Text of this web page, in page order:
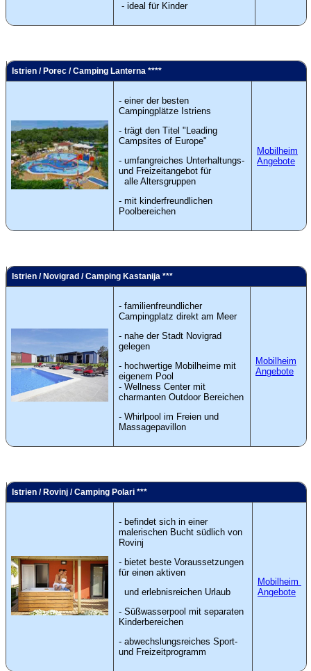
- ideal für Kinder
Istrien / Porec / Camping Lanterna ****
- einer der besten
Campingplätze Istriens
- trägt den Titel "Leading
Campsites of Europe"
- umfangreiches Unterhaltungs-
und Freizeitangebot für
alle Altersgruppen
- mit kinderfreundlichen
Poolbereichen
Mobilheim
Angebote
Istrien / Novigrad / Camping Kastanija ***
- familienfreundlicher
Campingplatz direkt am Meer
- nahe der Stadt Novigrad
gelegen
- hochwertige Mobilheime mit
eigenem Pool
- Wellness Center mit
charmanten Outdoor Bereichen
- Whirlpool im Freien und
Massagepavillon
Mobilheim
Angebote
Istrien / Rovinj / Camping Polari ***
- befindet sich in einer
malerischen Bucht südlich von
Rovinj
- bietet beste Voraussetzungen
für einen aktiven
und erlebnisreichen Urlaub
- Süßwasserpool mit separaten
Kinderbereichen
- abwechslungsreiches Sport-
und Freizeitprogramm
Mobilheim
Angebote